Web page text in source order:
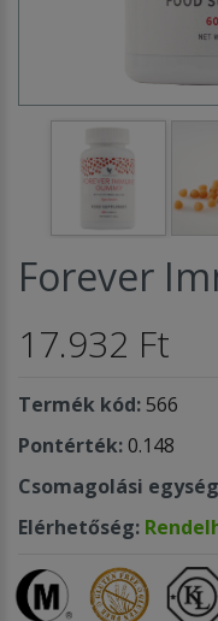
Forever
17.932 Ft
Termék kód: 566
Pontérték:0.148
Csomagolási
Elérhetőség: